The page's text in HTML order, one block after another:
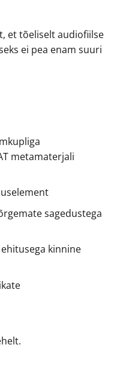
et tõeliselt audiofiilse
ei pea enam suuri
metamaterjali
sagedustega
kinnine